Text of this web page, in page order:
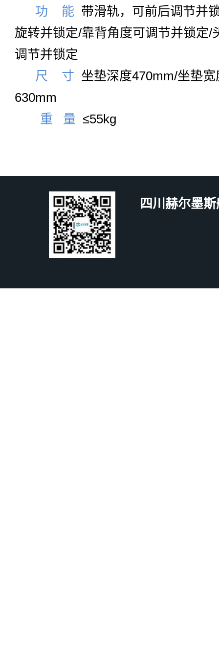
功 能 带滑轨，可前后调节并
旋转并锁定/靠背角度可调节并锁定/
调节并锁定
尺 寸 坐垫深度470mm/坐垫
630mm
重 量 ≤55kg
四川赫尔墨